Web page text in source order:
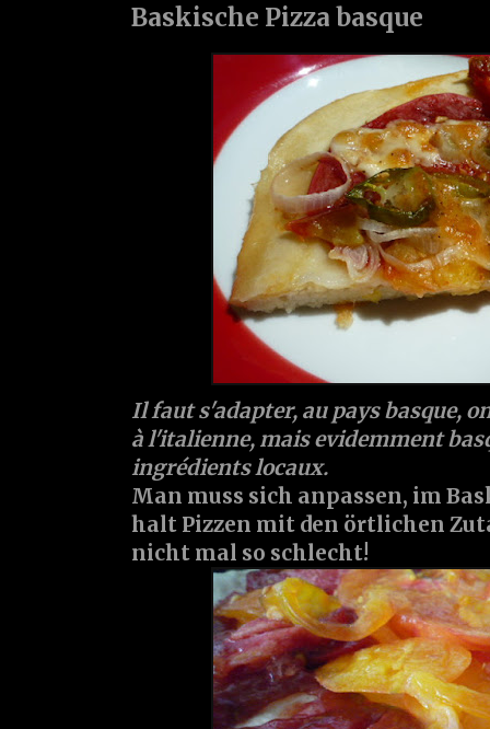
Baskische Pizza basque
Il faut s'adapter, au pays basque,
à l'italienne, mais evidemment
ingrédients locaux.
Man muss sich anpassen, im
halt Pizzen mit den örtlichen
nicht mal so schlecht!